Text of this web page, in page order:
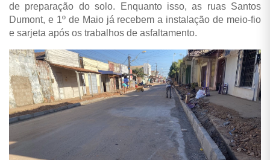
de preparação do solo. Enquanto isso, as ruas Santos
Dumont, e 1º de Maio já recebem a instalação de meio-fio
e sarjeta após os trabalhos de asfaltamento.